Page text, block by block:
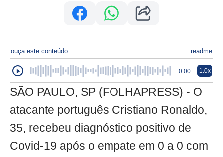
ouça este conteúdo readme
0:00 1.0x
SÃO PAULO, SP (FOLHAPRESS) - O
atacante português Cristiano Ronaldo,
35, recebeu diagnóstico positivo de
Covid-19 após o empate em 0 a 0 com